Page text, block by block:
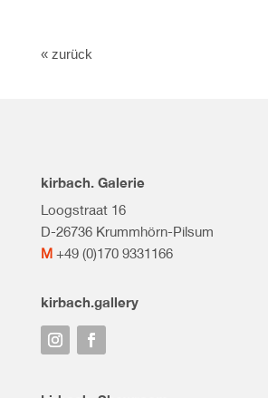
« zurück
kirbach. Galerie
Loogstraat 16
D-26736 Krummhörn-Pilsum
M+49 (0)170 9331166
kirbach.gallery